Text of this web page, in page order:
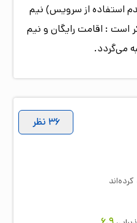
عدم استفاده از سرویس) نیم
است : اقامت رایگان و نیم
می‌گردد.
36 نظر